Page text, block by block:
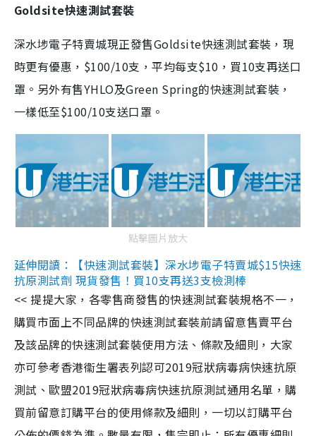
Goldsite快速測試套裝
深水埗電子特賣城現正發售Goldsite快速測試套裝，現
時更有優惠，$100/10支，平均每支$10，買10支再送口
罩。另外有售YHLO及Green Spring的快速測試套裝，
一樣低至$100/10支送口罩。
點擊圖片放大
延伸閱讀：【快速測試套裝】深水埗電子特賣城$15快速
抗原測試劑 現貨發售！買10支再送3支檢測棒
<< 提提大家，各零售商發售的快速測試套裝規格不一，
購買市面上不同品牌的快速測試套裝前請留意售賣平台
及該品牌的快速測試套裝使用方法、條款及細則，大家
亦可參考香港衞生署表列認可2019冠狀病毒病快速抗原
測試、歐盟2019冠狀病毒病快速抗原測試通用名單，購
買前留意訂購平台的使用條款及細則，一切以訂購平台